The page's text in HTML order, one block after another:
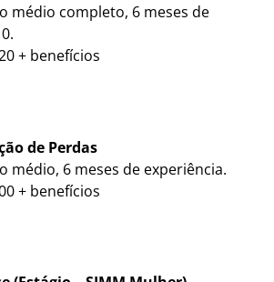
médio completo, 6 meses de
+ benefícios
de Perdas
médio, 6 meses de experiência.
+ benefícios